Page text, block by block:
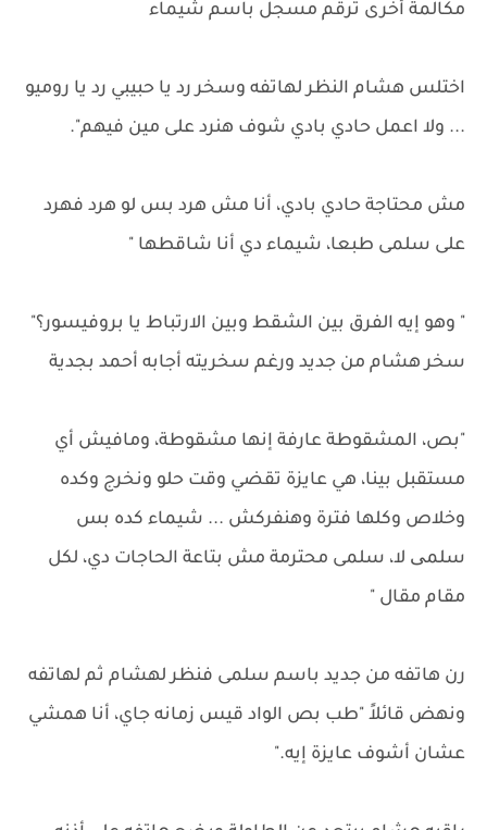
مكالمة أخرى ترقم مسجل باسم شيماء
اختلس هشام النظر لهاتفه وسخر رد يا حبيبي رد يا روميو
... ولا اعمل حادي بادي شوف هنرد على مين فيهم".
مش محتاجة حادي بادي، أنا مش هرد بس لو هرد فهرد
على سلمى طبعا، شيماء دي أنا شاقطها "
" وهو إيه الفرق بين الشقط وبين الارتباط يا بروفيسور؟"
سخر هشام من جديد ورغم سخريته أجابه أحمد بجدية
"بص، المشقوطة عارفة إنها مشقوطة، ومافيش أي
مستقبل بينا، هي عايزة تقضي وقت حلو ونخرج وكده
وخلاص وكلها فترة وهنفركش ... شيماء كده بس
سلمی لا، سلمى محترمة مش بتاعة الحاجات دي، لكل
مقام مقال "
رن هاتفه من جديد باسم سلمى فنظر لهشام ثم لهاتفه
ونهض قائلاً "طب بص الواد قيس زمانه جاي، أنا همشي
عشان أشوف عايزة إيه."